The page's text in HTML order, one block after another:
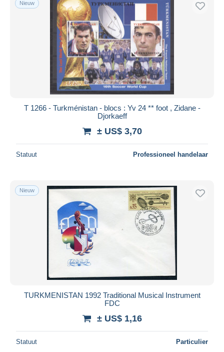
Gratis levering
Betaalmiddelen
PayPal
Bankoverschrijving
Visa
Mastercard
Bancontact
iDeal
Woonplaats van de verkoper
Nieuw
T 1266 - Turkménistan - blocs : Yv 24 ** foot , Zidane -
Djorkaeff
± US$ 3,70
Statuut Professioneel handelaar
Nieuw
TURKMENISTAN 1992 Traditional Musical Instrument
FDC
± US$ 1,16
Statuut Particulier